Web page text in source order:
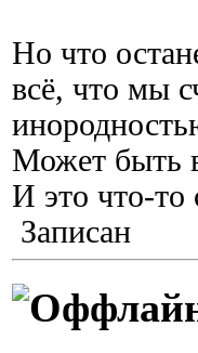
Но что
всё, что мы
Может быть
И это что-то
Записан